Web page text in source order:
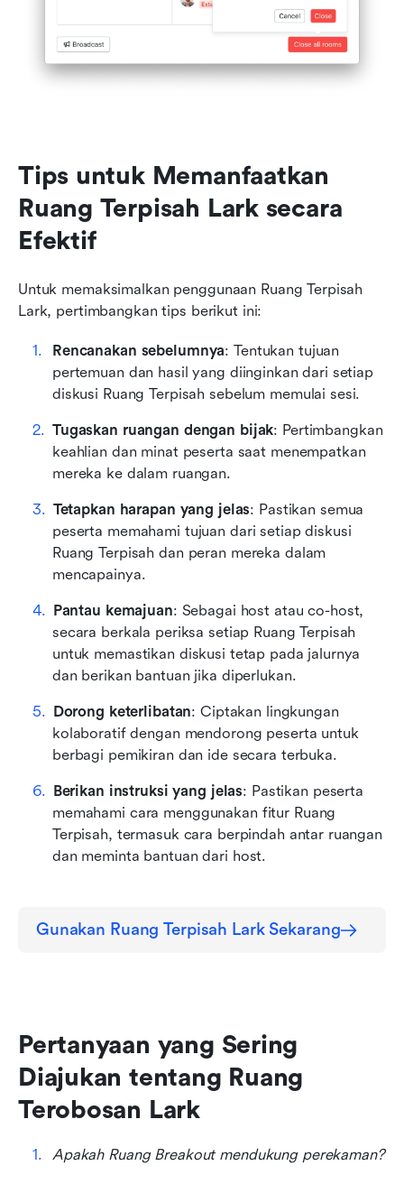
Tips untuk Memanfaatkan
Ruang Terpisah Lark secara
Efektif
Untuk memaksimalkan penggunaan Ruang Terpisah
Lark, pertimbangkan tips berikut ini:
Rencanakan sebelumnya: Tentukan tujuan
pertemuan dan hasil yang diinginkan dari setiap
diskusi Ruang Terpisah sebelum memulai sesi.
Tugaskan ruangan dengan bijak: Pertimbangkan
keahlian dan minat peserta saat menempatkan
mereka ke dalam ruangan.
Tetapkan harapan yang jelas: Pastikan semua
peserta memahami tujuan dari setiap diskusi
Ruang Terpisah dan peran mereka dalam
mencapainya.
Pantau kemajuan: Sebagai host atau co-host,
secara berkala periksa setiap Ruang Terpisah
untuk memastikan diskusi tetap pada jalurnya
dan berikan bantuan jika diperlukan.
Dorong keterlibatan: Ciptakan lingkungan
kolaboratif dengan mendorong peserta untuk
berbagi pemikiran dan ide secara terbuka.
Berikan instruksi yang jelas: Pastikan peserta
memahami cara menggunakan fitur Ruang
Terpisah, termasuk cara berpindah antar ruangan
dan meminta bantuan dari host.
Gunakan Ruang Terpisah Lark Sekarang
Pertanyaan yang Sering
Diajukan tentang Ruang
Terobosan Lark
Apakah Ruang Breakout mendukung perekaman?